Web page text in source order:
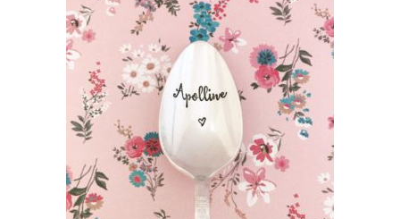
PETITE CUILLÈRE GRAVÉE VINTAGE
PERSONNALISÉE : PRÉNOM (ÉCRITURE
ATTACHÉE)
35,00
AJOUTER AU PANIER